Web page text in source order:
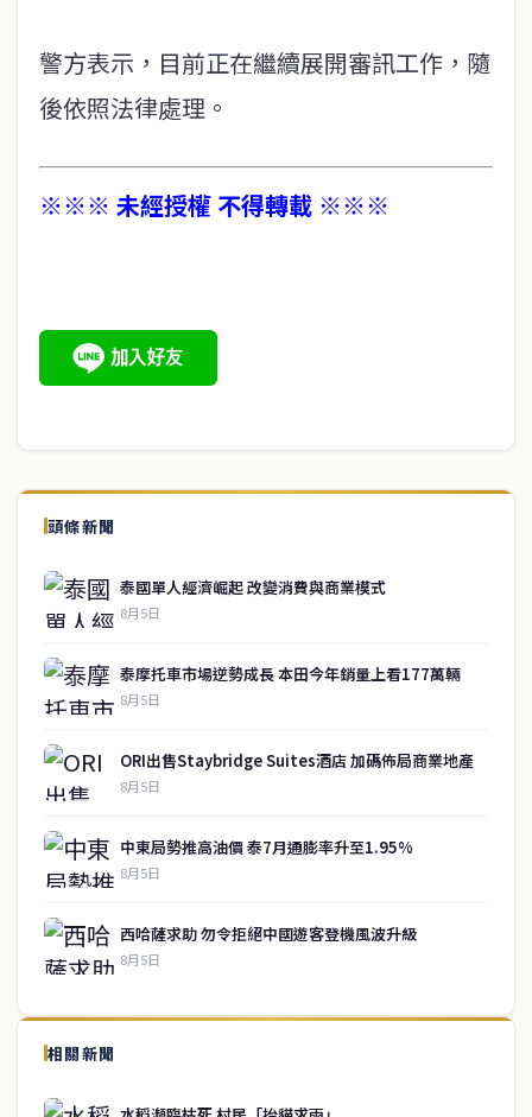
警方表示，目前正在繼續展開審訊工作，隨
後依照法律處理。
※※※ 未經授權 不得轉載 ※※※
頭條新聞
泰國單人經濟崛起 改變消費與商業模式
8月5日
泰摩托車市場逆勢成長 本田今年銷量上看177萬輛
8月5日
ORI出售Staybridge Suites酒店 加碼佈局商業地產
8月5日
中東局勢推高油價 泰7月通膨率升至1.95%
8月5日
西哈薩求助 勿令拒絕中國遊客登機風波升級
8月5日
相關新聞
service@thaichinesenews.com ↑ 回到頂端